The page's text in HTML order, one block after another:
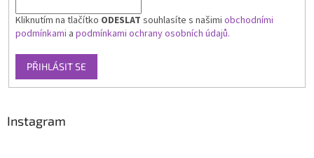
Kliknutím na tlačítko ODESLAT souhlasíte s našimi obchodními
podmínkami a podmínkami ochrany osobních údajů.
PŘIHLÁSIT SE
Instagram